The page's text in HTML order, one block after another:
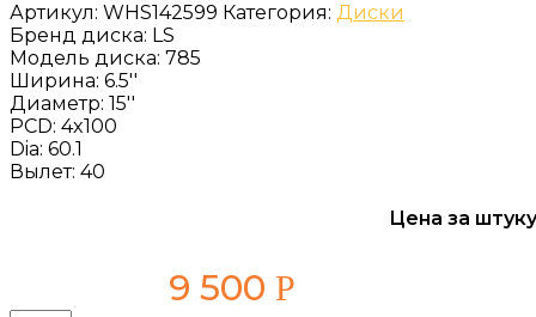
Артикул: WHS142599 Категория: Диски
Бренд диска: LS
Модель диска: 785
Ширина: 6.5''
Диаметр: 15''
PCD: 4x100
Dia: 60.1
Вылет: 40
Цена за
9 500 Р